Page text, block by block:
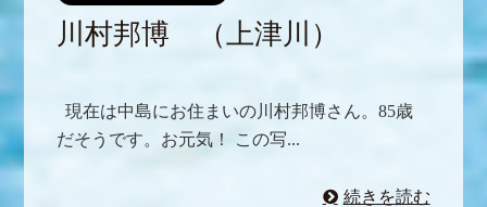
川村邦博 （上津川）
現在は中島にお住まいの川村邦博さん。85歳
だそうです。お元気！ この写...
続きを読む